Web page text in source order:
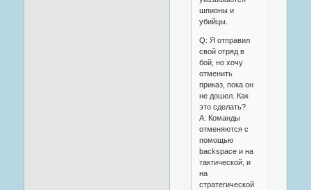
шпионы и
убийцы.
Q: Я отправил
свой отряд в
бой, но хочу
отменить
приказ, пока он
не дошел. Как
это сделать?
A: Команды
отменяются с
помощью
backspace и на
тактической, и
на
стратегической